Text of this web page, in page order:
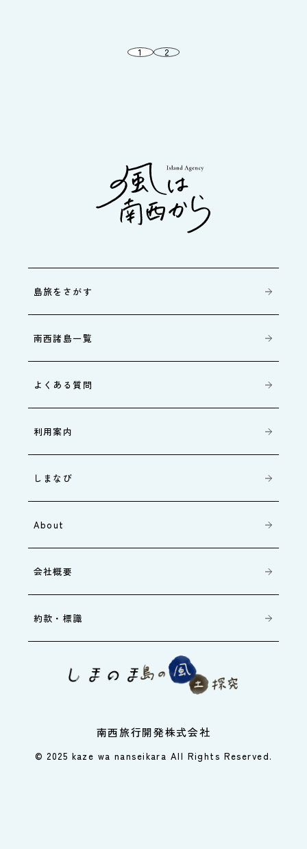
1 2
島旅をさがす
南西諸島一覧
よくある質問
利用案内
しまなび
About
会社概要
約款・標識
南西旅行開発株式会社
© 2025 kaze wa nanseikara All Rights Reserved.